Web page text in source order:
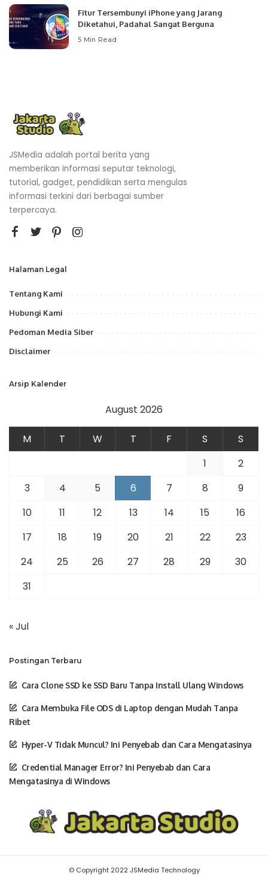
Fitur Tersembunyi iPhone yang Jarang
Diketahui, Padahal Sangat Berguna
5 Min Read
JSMedia adalah portal berita yang
memberikan informasi seputar teknologi,
tutorial, gadget, pendidikan serta mengulas
informasi terkini dari berbagai sumber
terpercaya.
Halaman Legal
Tentang Kami
Hubungi Kami
Pedoman Media Siber
Disclaimer
Arsip Kalender
August 2026
M T W T F S
S
1
2
3
4 5 6 7 8
9
10
11 12 13 14 15
16
17
18 19 20 21 22
23
24
25 26 27 28 29
30
31
« Jul
Postingan Terbaru
Cara Clone SSD ke SSD Baru Tanpa Install Ulang Windows
Cara Membuka File ODS di Laptop dengan Mudah Tanpa
Ribet
Hyper-V Tidak Muncul? Ini Penyebab dan Cara Mengatasinya
Credential Manager Error? Ini Penyebab dan Cara
Mengatasinya di Windows
© Copyright 2022 JSMedia Technology